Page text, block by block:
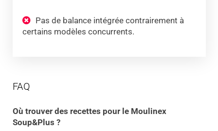
Pas de balance intégrée contrairement à
certains modèles concurrents.
FAQ
Où trouver des recettes pour le Moulinex
Soup&Plus ?